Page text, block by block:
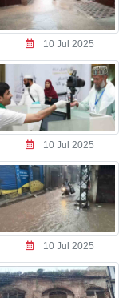
10 Jul 2025
10 Jul 2025
10 Jul 2025